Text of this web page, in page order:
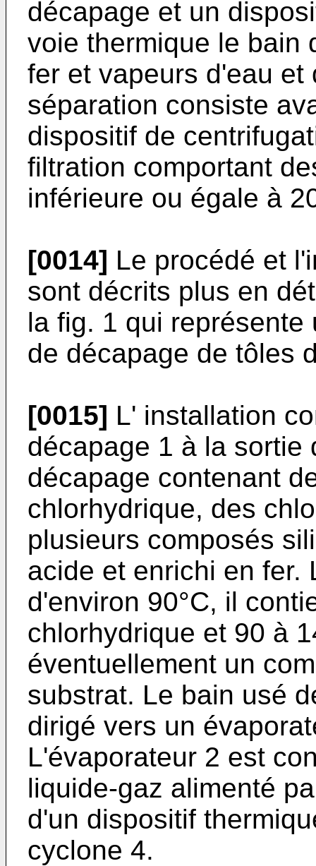
décapage et un
voie thermique le bain
fer et vapeurs d'eau
séparation consiste
dispositif de
filtration comportant
inférieure ou égale à
[0014] Le procédé et
sont décrits plus en
la fig. 1 qui
de décapage de tôles
[0015] L' installation
décapage 1 à la sortie
décapage contenant
chlorhydrique, des
plusieurs composés
acide et enrichi en fer.
d'environ 90°C, il
chlorhydrique et 90 à
éventuellement un
substrat. Le bain usé
dirigé vers un
L'évaporateur 2 est
liquide-gaz alimenté
d'un dispositif
cyclone 4.